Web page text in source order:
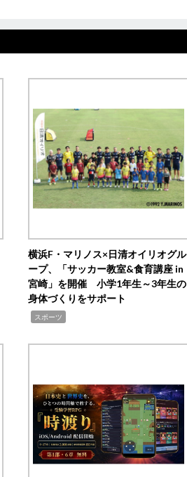
横浜F・マリノス×日清オイリオグル
ープ、「サッカー教室&食育講座 in
宮崎」を開催 小学1年生～3年生の
身体づくりをサポート
スポーツ